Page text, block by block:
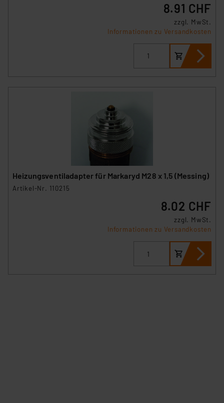
8.91 CHF
zzgl. MwSt.
Informationen zu Versandkosten
Heizungsventiladapter für Markaryd M28 x 1,5 (Messing)
Artikel-Nr. 110215
8.02 CHF
zzgl. MwSt.
Informationen zu Versandkosten